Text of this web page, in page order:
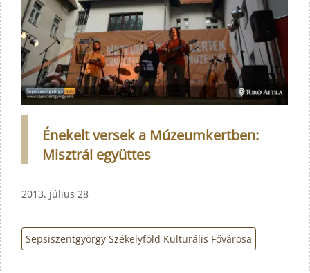
Énekelt versek a Múzeumkertben:
Misztrál együttes
2013. július 28
Sepsiszentgyörgy Székelyföld Kulturális Fővárosa